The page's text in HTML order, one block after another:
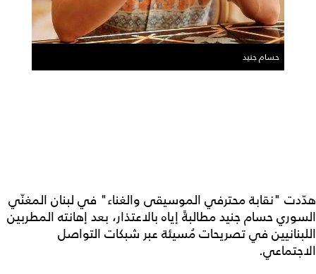
حسام جنيد
هدّدت "نقابة محترفي الموسيقى والغناء" في لبنان المغنّي
السوري حسام جنيد مطالبةً إياه بالاعتذار، بعد إهانته المطربين
اللبنانيين في تصريحات مُسيئة عبر شبكات التواصل
الاجتماعي.